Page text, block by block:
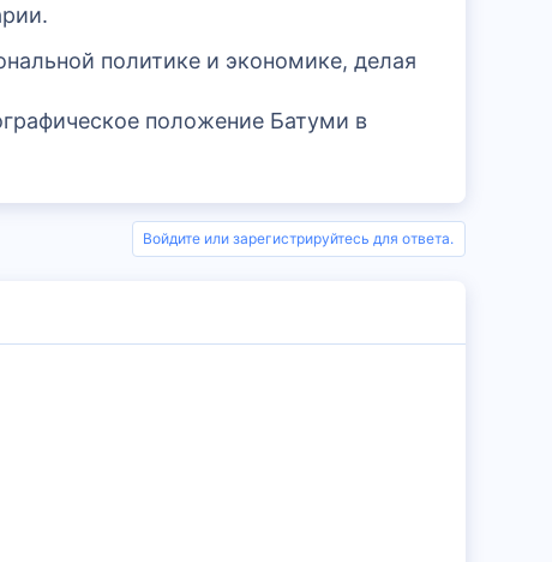
политике и экономике, делая
положение Батуми в
Войдите или зарегистрируйтесь для ответа.